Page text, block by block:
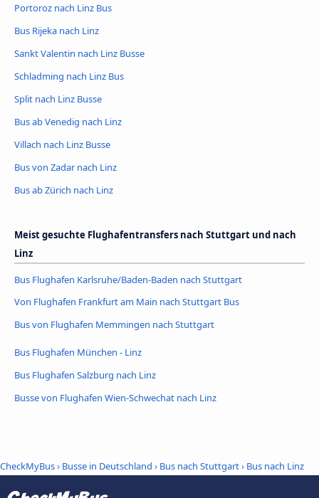
Portoroz nach Linz Bus
Bus Rijeka nach Linz
Sankt Valentin nach Linz Busse
Schladming nach Linz Bus
Split nach Linz Busse
Bus ab Venedig nach Linz
Villach nach Linz Busse
Bus von Zadar nach Linz
Bus ab Zürich nach Linz
Meist gesuchte Flughafentransfers nach Stuttgart und nach
Linz
Bus Flughafen Karlsruhe/Baden-Baden nach Stuttgart
Von Flughafen Frankfurt am Main nach Stuttgart Bus
Bus von Flughafen Memmingen nach Stuttgart
Bus Flughafen München - Linz
Bus Flughafen Salzburg nach Linz
Busse von Flughafen Wien-Schwechat nach Linz
CheckMyBus› Busse in Deutschland › Bus nach Stuttgart› Bus nach Linz